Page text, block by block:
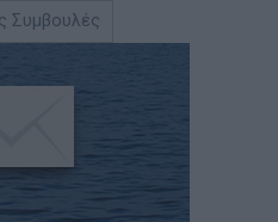
Συμβουλές